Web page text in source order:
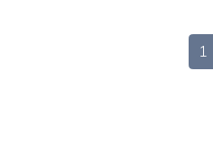
1